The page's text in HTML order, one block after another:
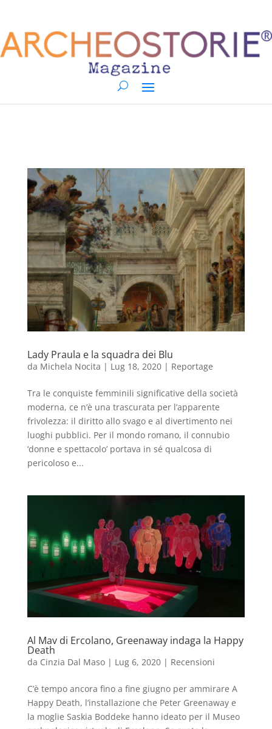
Lady Praula e la squadra dei Blu
da Michela Nocita | Lug 18, 2020| Reportage
Tra le conquiste femminili significative della società
moderna, ce n’è una trascurata per l’apparente
frivolezza: il diritto allo svago e al divertimento nei
luoghi pubblici. Per il mondo romano, il connubio
‘donne e spettacolo’ portava in sé qualcosa di
pericoloso e...
Al Mav di Ercolano, Greenaway indaga la Happy
Death
da Cinzia Dal Maso| Lug 6, 2020| Recensioni
C’è tempo ancora fino a fine giugno per ammirare A
Happy Death, l’installazione che Peter Greenaway e
la moglie Saskia Boddeke hanno ideato per il Museo